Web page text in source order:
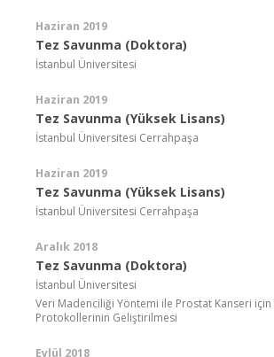
Haziran 2019
Tez Savunma (Doktora)
İstanbul Üniversitesi
Haziran 2019
Tez Savunma (Yüksek Lisans)
İstanbul Üniversitesi Cerrahpaşa
Haziran 2019
Tez Savunma (Yüksek Lisans)
İstanbul Üniversitesi Cerrahpaşa
Aralık 2018
Tez Savunma (Doktora)
İstanbul Üniversitesi
Veri Madenciliği Yöntemi ile Prostat Kanseri için
Protokollerinin Geliştirilmesi
Eylül 2018